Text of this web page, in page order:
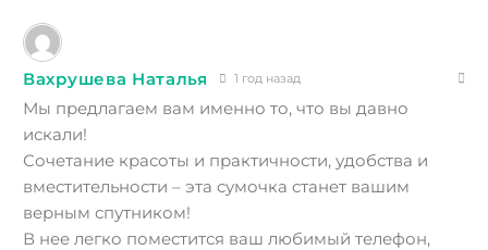
Вахрушева Наталья 1 год назад
Мы предлагаем вам именно то, что вы давно
искали!
Сочетание красоты и практичности, удобства и
вместительности – эта сумочка станет вашим
верным спутником!
В нее легко поместится ваш любимый телефон,